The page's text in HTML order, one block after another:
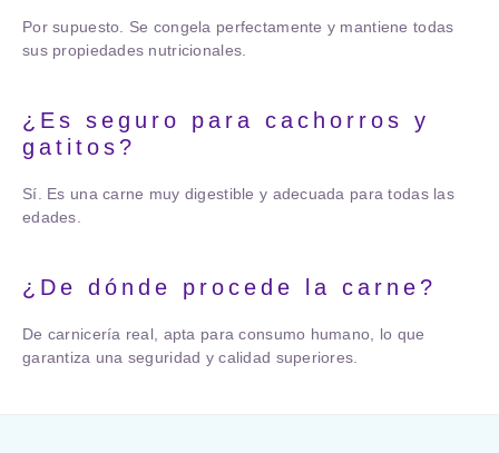
Por supuesto. Se congela perfectamente y mantiene todas
sus propiedades nutricionales.
¿Es seguro para cachorros y
gatitos?
Sí. Es una carne muy digestible y adecuada para todas las
edades.
¿De dónde procede la carne?
De carnicería real, apta para consumo humano, lo que
garantiza una seguridad y calidad superiores.